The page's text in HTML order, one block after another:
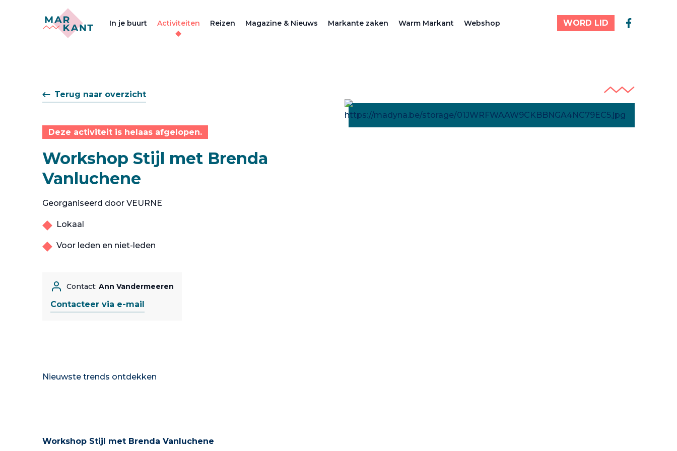
In je buurt Activiteiten Reizen Magazine & Nieuws Markante zaken Warm Markant Webshop WORD LID
Terug naar overzicht
Deze activiteit is helaas afgelopen.
Workshop Stijl met Brenda
Vanluchene
Georganiseerd door VEURNE
Lokaal
Voor leden en niet-leden
Contact: Ann Vandermeeren
Contacteer via e-mail
Nieuwste trends ontdekken
Workshop Stijl met Brenda Vanluchene